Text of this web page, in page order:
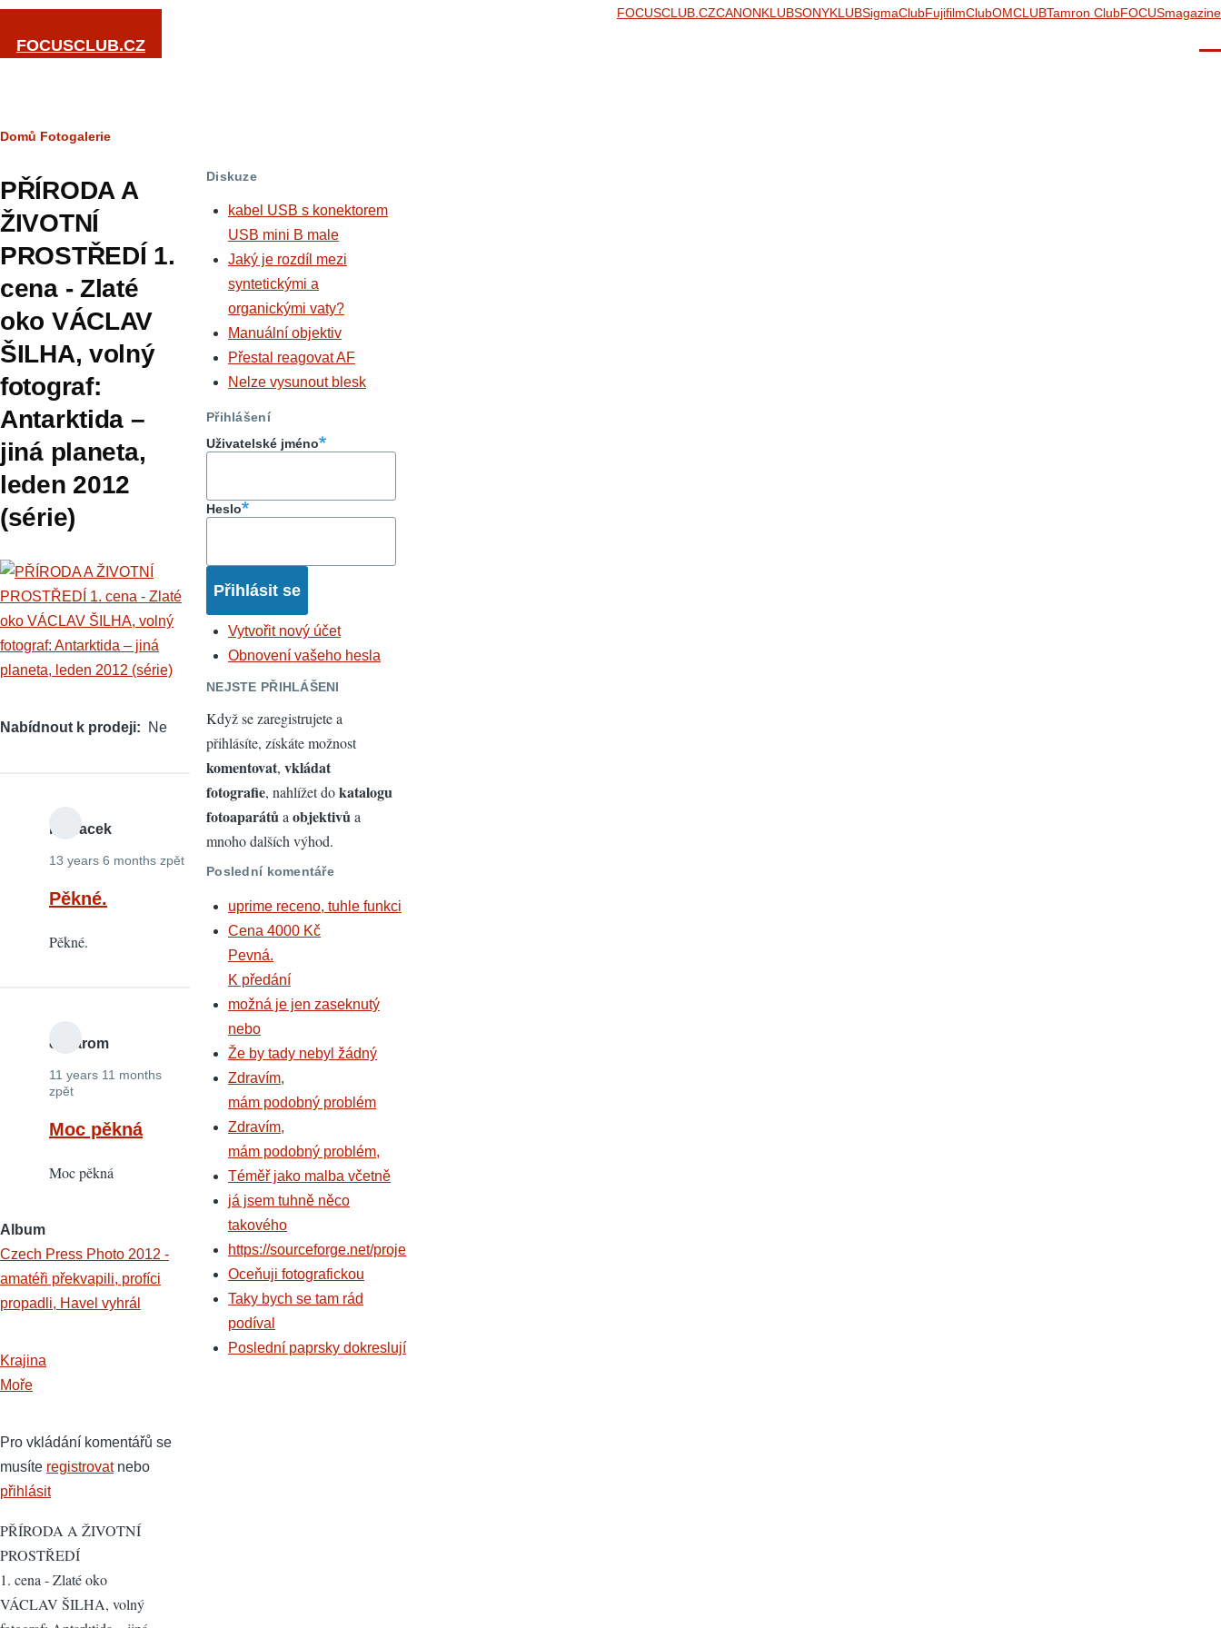
Přejít k hlavnímu obsahu
FOCUSCLUB.CZ
FOCUSCLUB.CZCANONKLUBSONYKLUBSigmaClubFujifilmClubOMCLUBTamron ClubFOCUSmagazine
Drobečková
navigace
Domů Fotogalerie
PŘÍRODA A
ŽIVOTNÍ
PROSTŘEDÍ 1.
cena - Zlaté
oko VÁCLAV
ŠILHA, volný
fotograf:
Antarktida –
jiná planeta,
leden 2012
(série)
Nabídnout k prodeji Ne
lednacek
13 years 6 months zpět
Pěkné.
Pěkné.
cevarom
11 years 11 months
zpět
Moc pěkná
Moc pěkná
Album
Czech Press Photo 2012 -
amatéři překvapili, profíci
propadli, Havel vyhrál
Krajina
Moře
Pro vkládání komentářů se
musíte registrovatnebo
přihlásit
PŘÍRODA A ŽIVOTNÍ
PROSTŘEDÍ
1. cena - Zlaté oko
VÁCLAV ŠILHA, volný
Diskuze
kabel USB s konektorem
USB mini B male
Jaký je rozdíl mezi
syntetickými a
organickými vaty?
Manuální objektiv
Přestal reagovat AF
Nelze vysunout blesk
Přihlášení
Uživatelské jméno
Heslo
Vytvořit nový účet
Obnovení vašeho hesla
NEJSTE PŘIHLÁŠENI
Když se zaregistrujete a
přihlásíte, získáte možnost
komentovat, vkládat
fotografie, nahlížet dokatalogu
fotoaparátůa objektivůa
mnoho dalších výhod.
Poslední komentáře
uprime receno, tuhle funkci
Cena 4000 Kč
Pevná.
K předání
možná je jen zaseknutý
nebo
Že by tady nebyl žádný
Zdravím,
mám podobný problém
Zdravím,
mám podobný problém,
Téměř jako malba včetně
já jsem tuhně něco
takového
https://sourceforge.net/proje
Oceňuji fotografickou
Taky bych se tam rád
podíval
Poslední paprsky dokreslují